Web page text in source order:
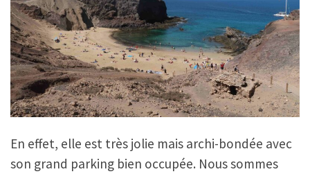
En effet, elle est très jolie mais archi-bondée avec
son grand parking bien occupée. Nous sommes